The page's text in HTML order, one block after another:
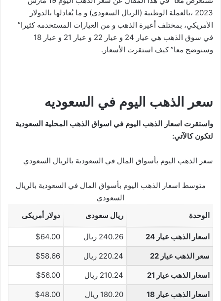
2023 ،بالعملة الوطنية (الريال السعودي) و ما يُعادلها بالدولار
الأمريكي، بمختلف أعيرة الذهب و من العيارات المستخدمه كثيرا”
في سوق الذهب هي عيار 24 و عيار 22 و عيار 21 و عيار 18
وسنوضح معا” كيف استقرت الأسعار.
سعر الذهب اليوم في السعوديه
واستقرت اسعار الذهب اليوم في اسواق الذهب المحلية السعودية
لتكون كالآتي:
سعر الذهب اليوم بأسواق المال في السعودية بالريال السعودي
متوسط اسعار الذهب اليوم بأسواق المال في السعودية بالريال
السعودي
الوحدة
ريال سعودى دولار أمريكى
اسعار الذهب عيار 24 240.26 ريال $64.00
سعر الذهب عيار 22 220.24 ريال $58.66
اسعار الذهب عيار 21 210.24 ريال $56.00
اسعار الذهب عيار 18 180.20 ريال $48.00